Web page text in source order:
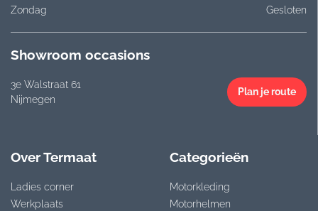
Zondag
Gesloten
Showroom occasions
3e Walstraat 61
Nijmegen
Plan je route
Over Termaat
Ladies corner
Werkplaats
Categorieën
Motorkleding
Motorhelmen